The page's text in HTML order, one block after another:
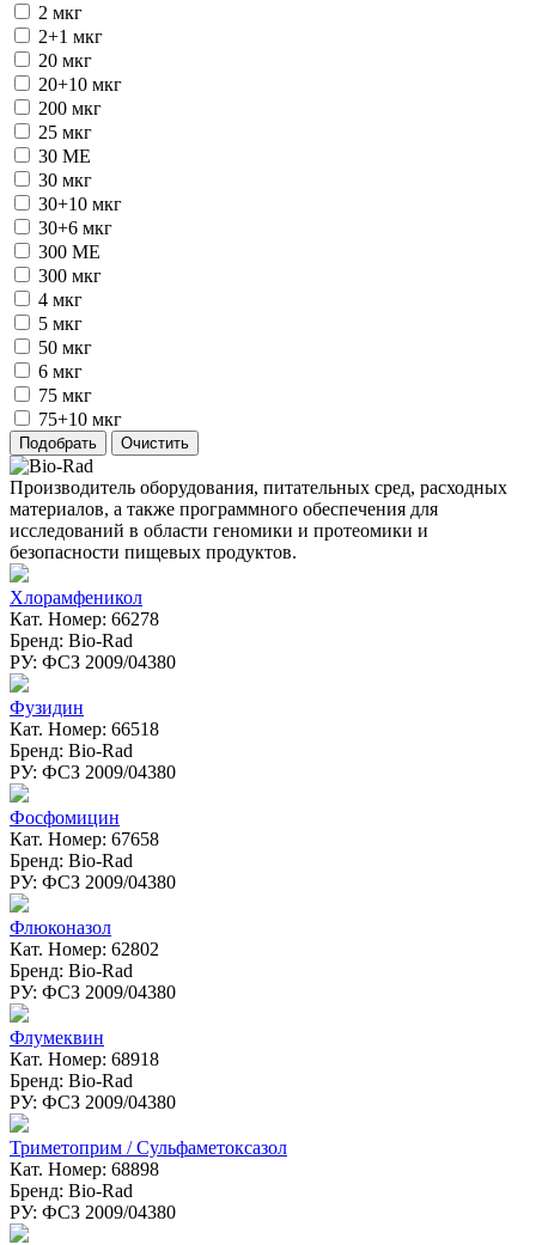
2 мкг
2+1 мкг
20 мкг
20+10 мкг
200 мкг
25 мкг
30 ME
30 мкг
30+10 мкг
30+6 мкг
300 ME
300 мкг
4 мкг
5 мкг
50 мкг
6 мкг
75 мкг
75+10 мкг
Производитель оборудования, питательных сред, расходных
материалов, а также программного обеспечения для
исследований в области геномики и протеомики и
безопасности пищевых продуктов.
Хлорамфеникол
Кат. Номер: 66278
Бренд: Bio-Rad
РУ: ФСЗ 2009/04380
Фузидин
Кат. Номер: 66518
Бренд: Bio-Rad
РУ: ФСЗ 2009/04380
Фосфомицин
Кат. Номер: 67658
Бренд: Bio-Rad
РУ: ФСЗ 2009/04380
Флюконазол
Кат. Номер: 62802
Бренд: Bio-Rad
РУ: ФСЗ 2009/04380
Флумеквин
Кат. Номер: 68918
Бренд: Bio-Rad
РУ: ФСЗ 2009/04380
Триметоприм / Сульфаметоксазол
Кат. Номер: 68898
Бренд: Bio-Rad
РУ: ФСЗ 2009/04380